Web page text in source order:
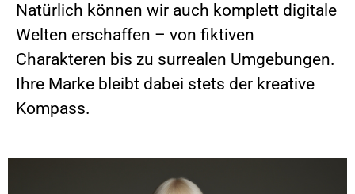
Natürlich können wir auch komplett digitale
Welten erschaffen – von fiktiven
Charakteren bis zu surrealen Umgebungen.
Ihre Marke bleibt dabei stets der kreative
Kompass.